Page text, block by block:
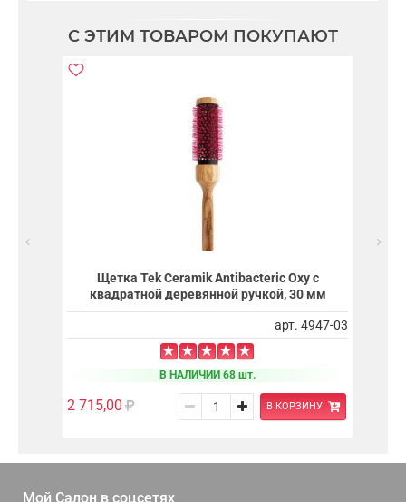
С ЭТИМ ТОВАРОМ ПОКУПАЮТ
Щетка Tek Ceramik Antibacteric Oxy с
квадратной деревянной ручкой, 30 мм
арт. 4947-03
В НАЛИЧИИ 68 шт.
2 715,00 В КОРЗИНУ
Мой Салон в соцсетях